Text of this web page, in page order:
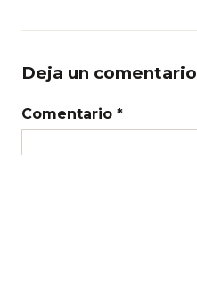
Deja un comentario
Comentario *